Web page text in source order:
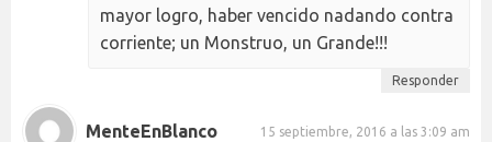
mayor logro, haber vencido nadando contra
corriente; un Monstruo, un Grande!!!
Responder
MenteEnBlanco 15 septiembre, 2016 a las 3:09 am